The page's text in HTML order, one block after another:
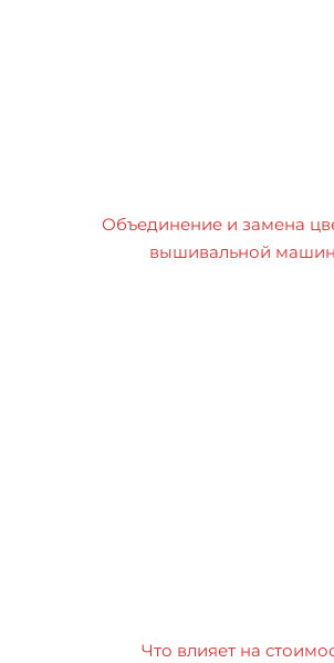
Объединение и замена
вышивальной
Что влияет на